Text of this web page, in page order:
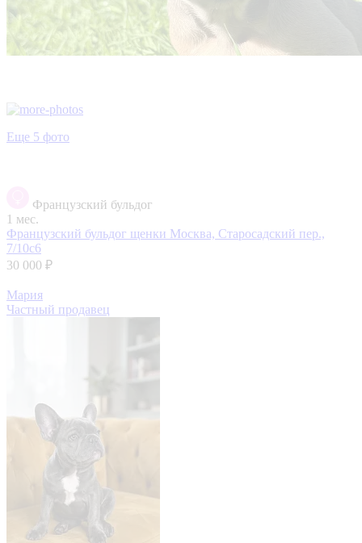
Еще 5 фото
Французский бульдог
1 мес.
Французский бульдог щенки Москва, Старосадский пер.,
7/10с6
30 000 ₽
Мария
Частный продавец